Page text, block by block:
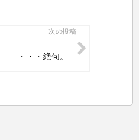
次の投稿
・・・絶句。